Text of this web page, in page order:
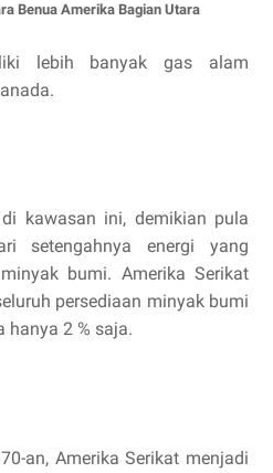
Benua Amerika Bagian Utara
lebih banyak gas alam
kawasan ini, demikian pula
setengahnya energi yang
bumi. Amerika Serikat
persediaan minyak bumi
hanya 2 % saja.
an, Amerika Serikat menjadi